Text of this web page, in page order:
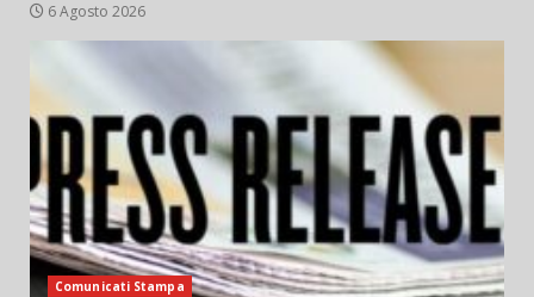
6 Agosto 2026
Comunicati Stampa